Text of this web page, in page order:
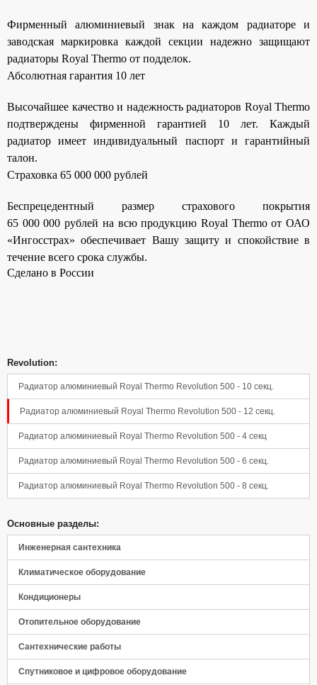
Фирменный алюминиевый знак на каждом радиаторе и
заводская маркировка каждой секции надежно защищают
радиаторы Royal Thermo от подделок.
Абсолютная гарантия 10 лет
Высочайшее качество и надежность радиаторов Royal Thermo
подтверждены фирменной гарантией 10 лет. Каждый
радиатор имеет индивидуальный паспорт и гарантийный
талон.
Страховка 65 000 000 рублей
Беспрецедентный размер страхового покрытия
65 000 000 рублей на всю продукцию Royal Thermo от ОАО
«Ингосстрах» обеспечивает Вашу защиту и спокойствие в
течение всего срока службы.
Сделано в России
Revolution:
Радиатор алюминиевый Royal Thermo Revolution 500 - 10 секц.
Радиатор алюминиевый Royal Thermo Revolution 500 - 12 секц.
Радиатор алюминиевый Royal Thermo Revolution 500 - 4 секц
Радиатор алюминиевый Royal Thermo Revolution 500 - 6 секц.
Радиатор алюминиевый Royal Thermo Revolution 500 - 8 секц.
Основные разделы:
Инженерная сантехника
Климатическое оборудование
Кондиционеры
Отопительное оборудование
Сантехнические работы
Спутниковое и цифровое оборудование
Панель управления